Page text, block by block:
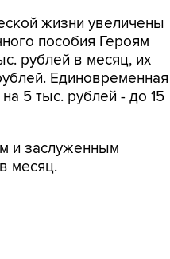
жизни увеличены
пособия Героям
рублей в месяц, их
Единовременная
5 тыс. рублей - до 15
и заслуженным
месяц.